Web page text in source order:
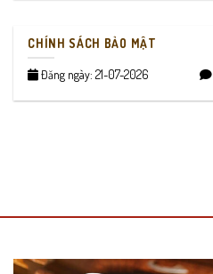
CHÍNH SÁCH BẢO MẬT
Đăng ngày: 21-07-2026